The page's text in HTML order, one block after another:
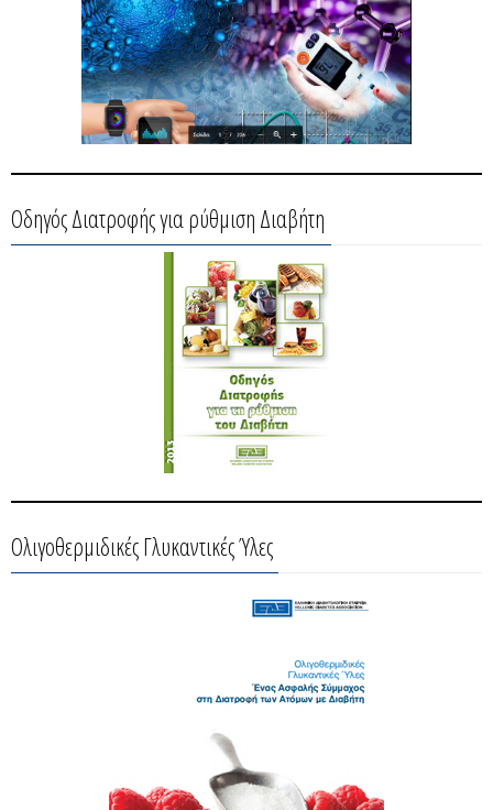
Οδηγός Διατροφής για ρύθμιση Διαβήτη
Ολιγοθερμιδικές Γλυκαντικές Ύλες